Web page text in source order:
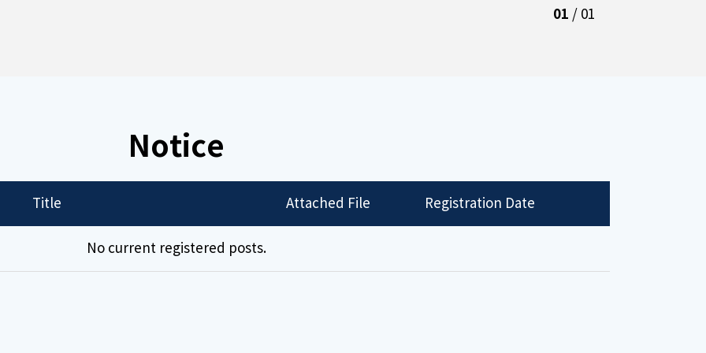
01 / 01
Notice
Title Attached File Registration Date
No current registered posts.